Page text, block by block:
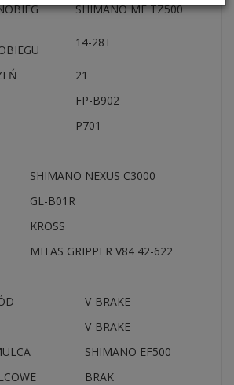
SHIMANO MF TZ500
14-28T
21
FP-B902
P701
SHIMANO NEXUS C3000
GL-B01R
KROSS
MITAS GRIPPER V84 42-622
V-BRAKE
V-BRAKE
SHIMANO EF500
BRAK